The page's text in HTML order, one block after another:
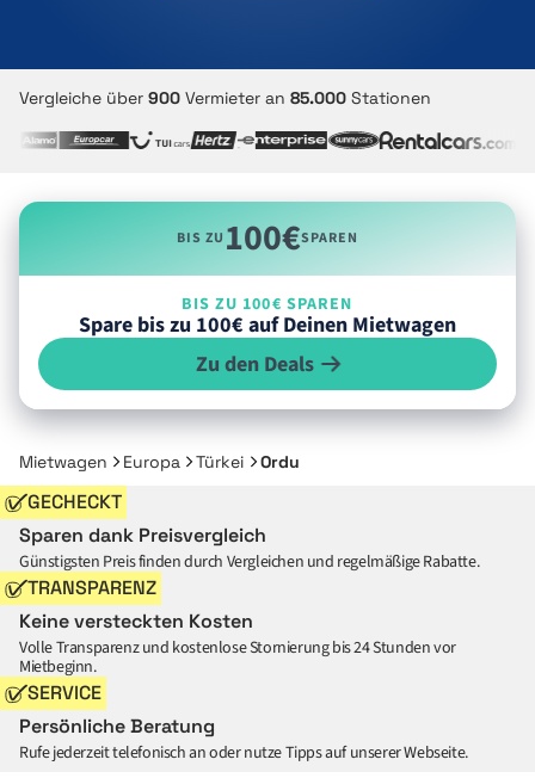
Vergleiche über 900 Vermieter an 85.000 Stationen
BIS ZU100€SPAREN
BIS ZU 100€ SPAREN
Spare bis zu 100€ auf Deinen Mietwagen
Zu den Deals
Mietwagen Europa Türkei Ordu
GECHECKT
Sparen dank Preisvergleich
Günstigsten Preis finden durch Vergleichen und regelmäßige Rabatte.
TRANSPARENZ
Keine versteckten Kosten
Volle Transparenz und kostenlose Stornierung bis 24 Stunden vor
Mietbeginn.
SERVICE
Persönliche Beratung
Rufe jederzeit telefonisch an oder nutze Tipps auf unserer Webseite.